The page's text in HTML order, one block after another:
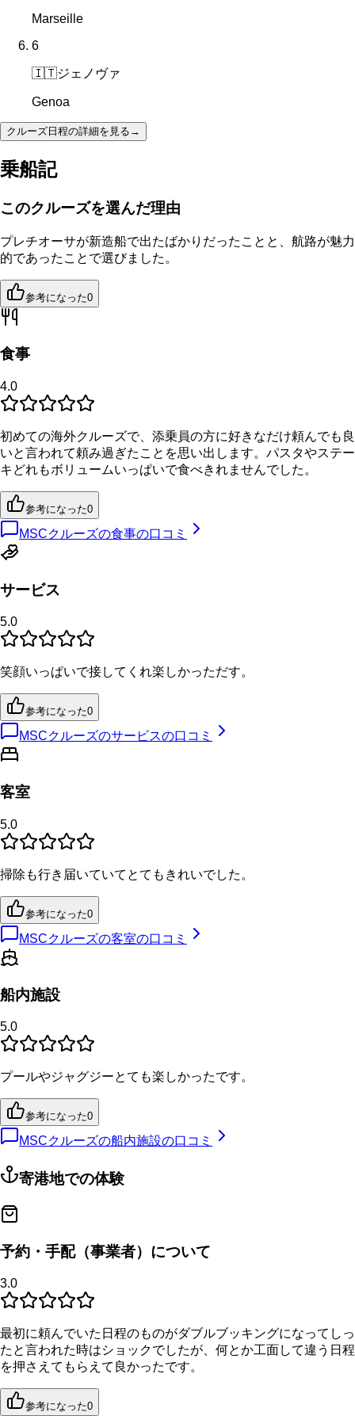
Marseille
6
🇮🇹ジェノヴァ
Genoa
クルーズ日程の詳細を見る →
乗船記
このクルーズを選んだ理由
プレチオーサが新造船で出たばかりだったことと、航路が魅力
的であったことで選びました。
参考になった0
食事
4.0
初めての海外クルーズで、添乗員の方に好きなだけ頼んでも良
いと言われて頼み過ぎたことを思い出します。パスタやステー
キどれもボリュームいっぱいで食べきれませんでした。
参考になった0
MSCクルーズの食事の口コミ
サービス
5.0
笑顔いっぱいで接してくれ楽しかっただす。
参考になった0
MSCクルーズのサービスの口コミ
客室
5.0
掃除も行き届いていてとてもきれいでした。
参考になった0
MSCクルーズの客室の口コミ
船内施設
5.0
プールやジャグジーとても楽しかったです。
参考になった0
MSCクルーズの船内施設の口コミ
寄港地での体験
予約・手配（事業者）について
3.0
最初に頼んでいた日程のものがダブルブッキングになってしっ
たと言われた時はショックでしたが、何とか工面して違う日程
を押さえてもらえて良かったです。
参考になった0